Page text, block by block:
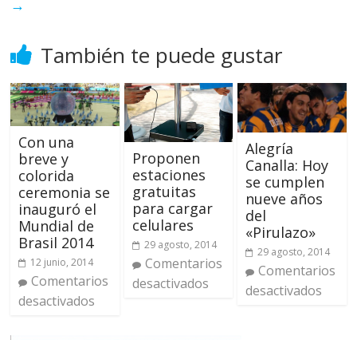
→
También te puede gustar
Con una
breve y
colorida
ceremonia se
inauguró el
Mundial de
Brasil 2014
12 junio, 2014
Comentarios
desactivados
Proponen
estaciones
gratuitas
para cargar
celulares
29 agosto, 2014
Comentarios
desactivados
Alegría
Canalla: Hoy
se cumplen
nueve años
del
«Pirulazo»
29 agosto, 2014
Comentarios
desactivados